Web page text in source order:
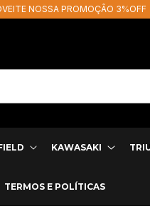
NOSSA PROMOÇÃO 3%OFF
KAWASAKI
TERMOS E POLÍTICAS